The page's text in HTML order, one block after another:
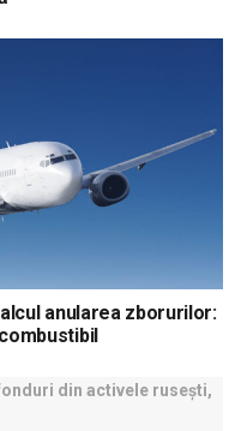
anularea zborurilor: